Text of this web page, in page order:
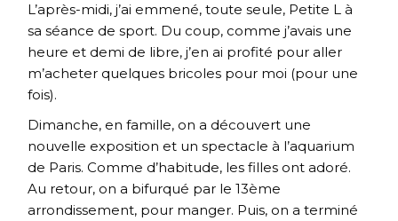
L’après-midi, j’ai emmené, toute seule, Petite L à
sa séance de sport. Du coup, comme j’avais une
heure et demi de libre, j’en ai profité pour aller
m’acheter quelques bricoles pour moi (pour une
fois).
Dimanche, en famille, on a découvert une
nouvelle exposition et un spectacle à l’aquarium
de Paris. Comme d’habitude, les filles ont adoré.
Au retour, on a bifurqué par le 13ème
arrondissement, pour manger. Puis, on a terminé